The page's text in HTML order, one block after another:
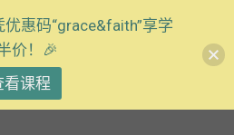
惠码“grace&faith”享学
价！🎉
看课程